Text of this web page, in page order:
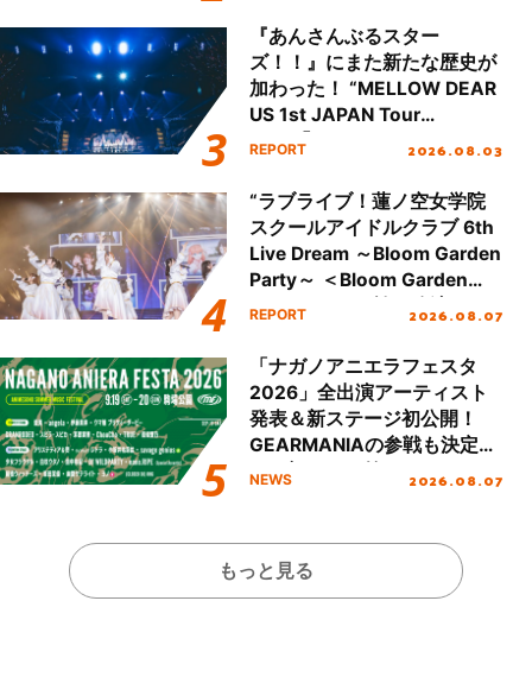
『あんさんぶるスター
ズ！！』にまた新たな歴史が
加わった！ “MELLOW DEAR
US 1st JAPAN Tour
Final「NICE to meet YOU
ート!!
REPORT 2026.08.03
“ラブライブ！蓮ノ空女学院
スクールアイドルクラブ 6th
Live Dream ～Bloom Garden
Party～ ＜Bloom Garden
Party Stage／埼玉公演＞”
REPORT 2026.08.07
「ナガノアニエラフェスタ
2026」全出演アーティスト
発表＆新ステージ初公開！
GEARMANIAの参戦も決定
し、初となる第3ステージの
NEWS 2026.08.07
もっと見る